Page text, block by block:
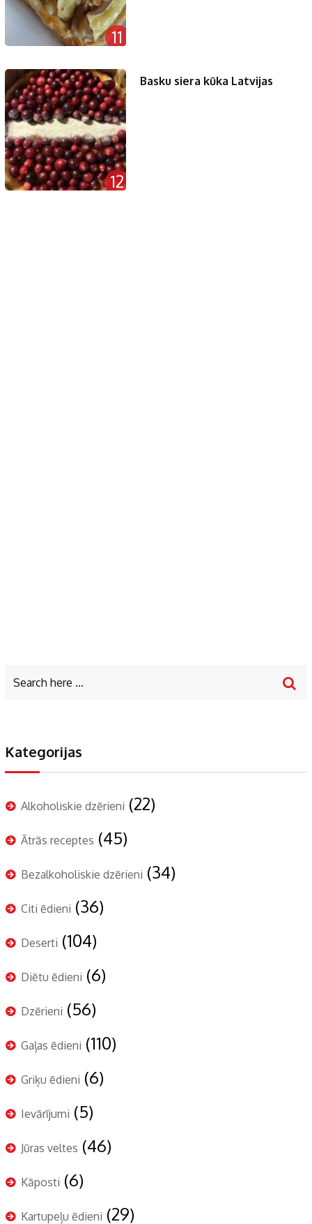
11
12
Basku siera kūka Latvijas
Kategorijas
Alkoholiskie dzērieni (22)
Ātrās receptes (45)
Bezalkoholiskie dzērieni (34)
Citi ēdieni (36)
Deserti (104)
Diētu ēdieni (6)
Dzērieni (56)
Gaļas ēdieni (110)
Griķu ēdieni (6)
Ievārījumi (5)
Jūras veltes (46)
Kāposti (6)
Kartupeļu ēdieni (29)